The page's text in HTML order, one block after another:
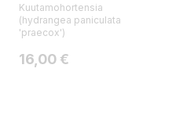
Kuutamohortensia
(hydrangea paniculata
'praecox')
Hinta
16,00 €